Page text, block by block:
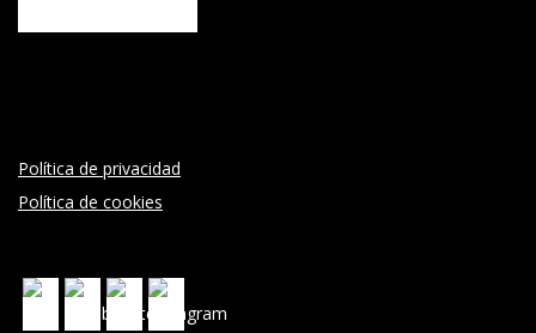
Política de privacidad
Política de cookies